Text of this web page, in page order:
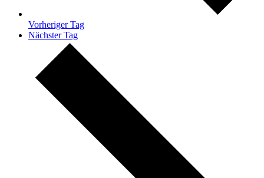
Vorheriger Tag
Nächster Tag